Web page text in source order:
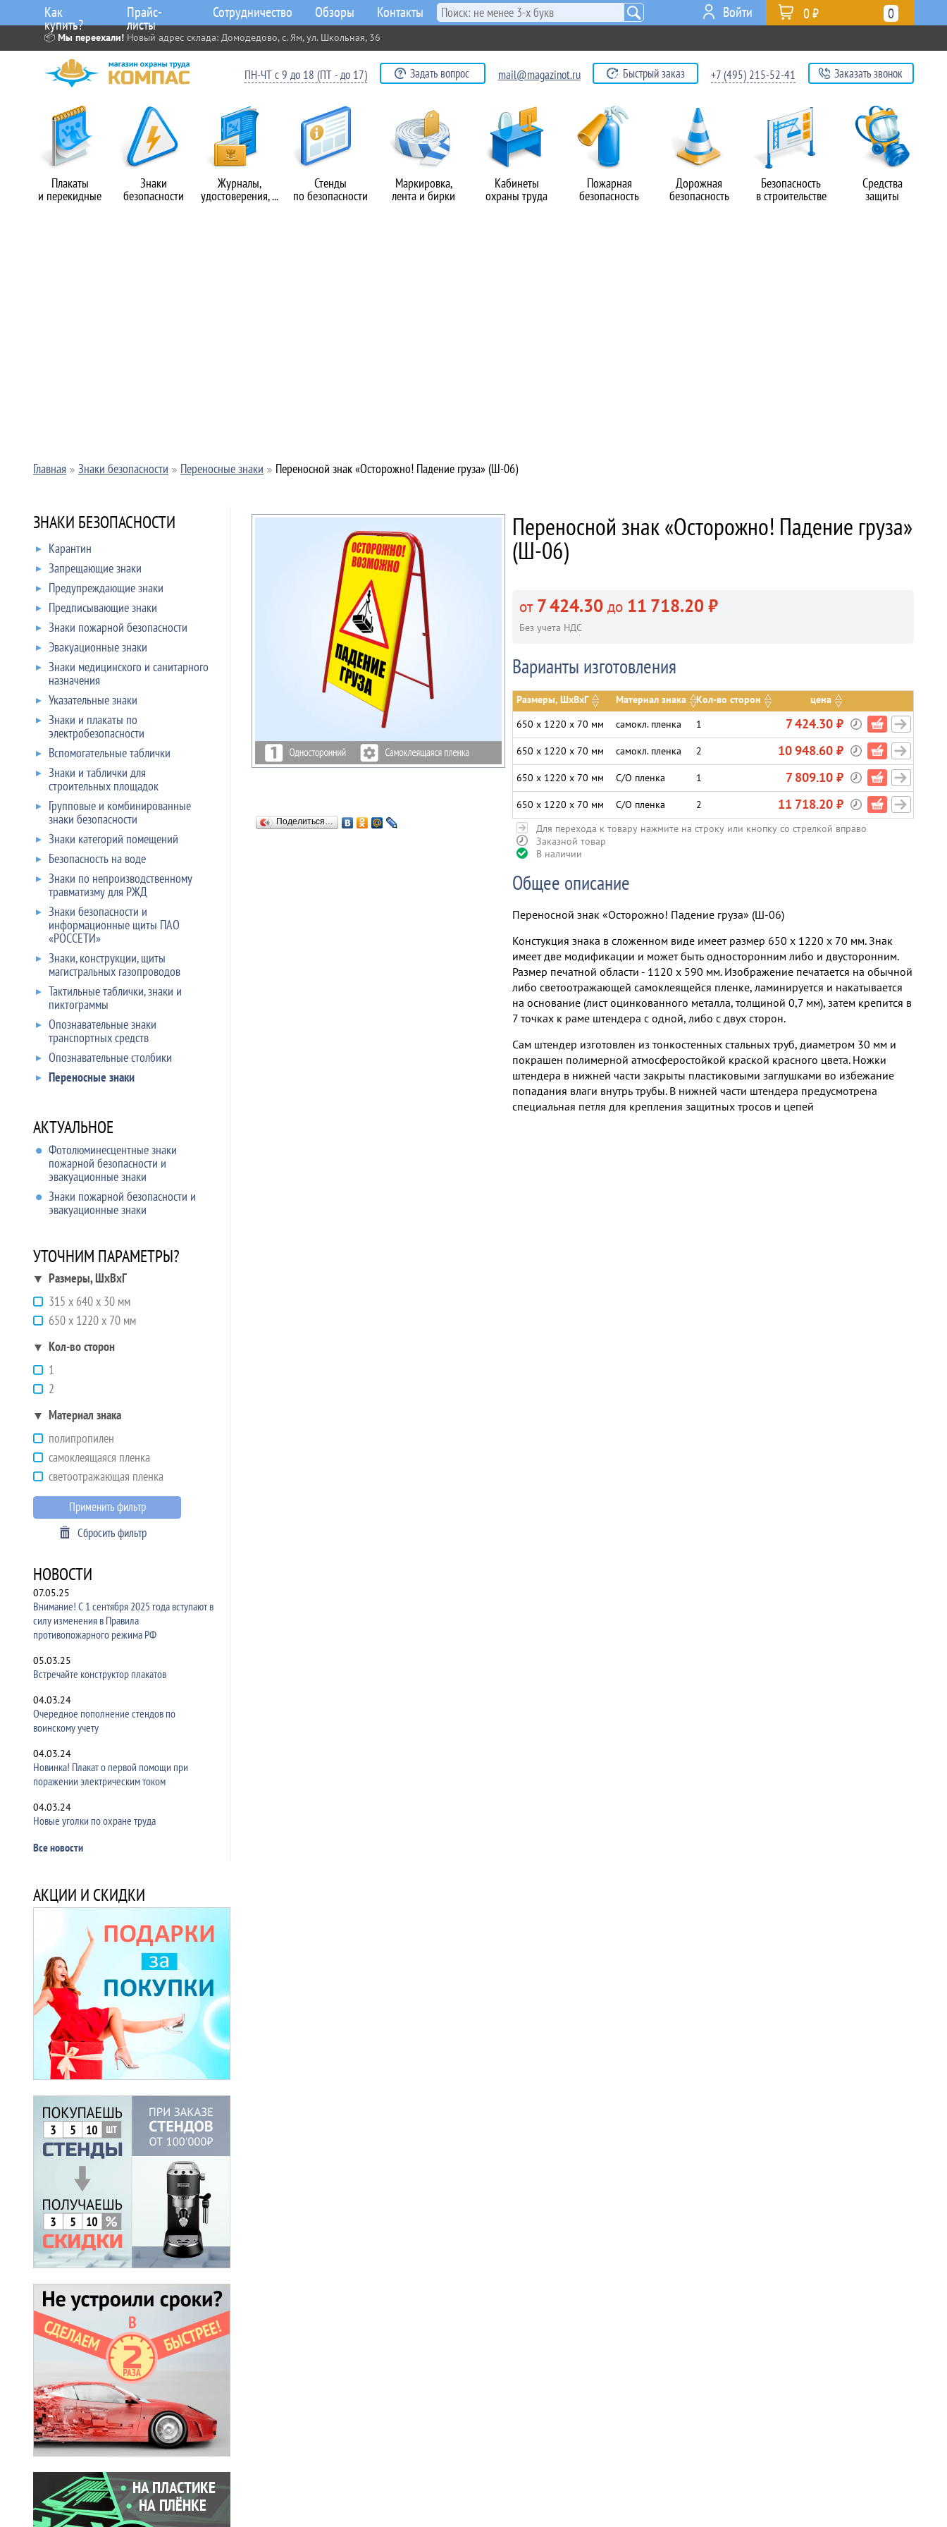
📦 Мы переехали! Новый адрес склада: Домодедово, с. Ям, ул. Школьная, 36
Плакаты
и перекидные
Знаки
безопасности
Журналы,
удостоверения, ...
Стенды
по безопасности
Маркировка,
лента и бирки
Кабинеты
охраны труда
Пожарная
безопасность
Дорожная
безопасность
Безопасность
в строительстве
Средства
защиты
Как
купить?
Прайс-
листы
Сотрудничество Обзоры Контакты 0
0 ₽
Войти
ПН-ЧТ с 9 до 18 (ПТ - до 17) Задать вопрос mail@magazinot.ru Быстрый заказ +7 (495) 215-52-41 Заказать звонок
Главная Знаки безопасности Переносные знаки Переносной знак «Осторожно! Падение груза» (Ш-06)
ЗНАКИ БЕЗОПАСНОСТИ
Карантин
Запрещающие знаки
Предупреждающие знаки
Предписывающие знаки
Знаки пожарной безопасности
Эвакуационные знаки
Знаки медицинского и санитарного
назначения
Указательные знаки
Знаки и плакаты по
электробезопасности
Вспомогательные таблички
Знаки и таблички для
строительных площадок
Групповые и комбинированные
знаки безопасности
Знаки категорий помещений
Безопасность на воде
Знаки по непроизводственному
травматизму для РЖД
Знаки безопасности и
информационные щиты ПАО
«РОССЕТИ»
Знаки, конструкции, щиты
магистральных газопроводов
Тактильные таблички, знаки и
пиктограммы
Опознавательные знаки
транспортных средств
Опознавательные столбики
Переносные знаки
АКТУАЛЬНОЕ
Фотолюминесцентные знаки
пожарной безопасности и
эвакуационные знаки
Знаки пожарной безопасности и
эвакуационные знаки
УТОЧНИМ ПАРАМЕТРЫ?
Размеры, ШхВхГ
315 х 640 х 30 мм
650 х 1220 х 70 мм
Кол-во сторон
1
2
Материал знака
полипропилен
самоклеящаяся пленка
светоотражающая пленка
Применить фильтр
Сбросить фильтр
НОВОСТИ
07.05.25
Внимание! С 1 сентября 2025 года вступают в
силу изменения в Правила
противопожарного режима РФ
05.03.25
Встречайте конструктор плакатов
04.03.24
Очередное пополнение стендов по
воинскому учету
04.03.24
Новинка! Плакат о первой помощи при
поражении электрическим током
04.03.24
Новые уголки по охране труда
Все новости
АКЦИИ И СКИДКИ
Поделиться…
Переносной знак «Осторожно! Падение груза»
(Ш-06)
от7 424.30 до 11 718.20 ₽
Без учета НДС
Варианты изготовления
Размеры, ШхВхГ Материал знака Кол-во сторон
цена
650 х 1220 х 70 мм
самокл. пленка 1 7 424.30 ₽
650 х 1220 х 70 мм самокл. пленка 2 10 948.60 ₽
650 х 1220 х 70 мм С/О пленка 1 7 809.10 ₽
650 х 1220 х 70 мм С/О пленка 2 11 718.20 ₽
Для перехода к товару нажмите на строку или кнопку со стрелкой вправо
Заказной товар
В наличии
Общее описание
Переносной знак «Осторожно! Падение груза» (Ш-06)
Констукция знака в сложенном виде имеет размер 650 х 1220 х 70 мм. Знак
имеет две модификации и может быть односторонним либо и двусторонним.
Размер печатной области - 1120 х 590 мм. Изображение печатается на обычной
либо светоотражающей самоклеящейся пленке, ламинируется и накатывается
на основание (лист оцинкованного металла, толщиной 0,7 мм), затем крепится в
7 точках к раме штендера с одной, либо с двух сторон.
Сам штендер изготовлен из тонкостенных стальных труб, диаметром 30 мм и
покрашен полимерной атмосферостойкой краской красного цвета. Ножки
штендера в нижней части закрыты пластиковыми заглушками во избежание
попадания влаги внутрь трубы. В нижней части штендера предусмотрена
специальная петля для крепления защитных тросов и цепей